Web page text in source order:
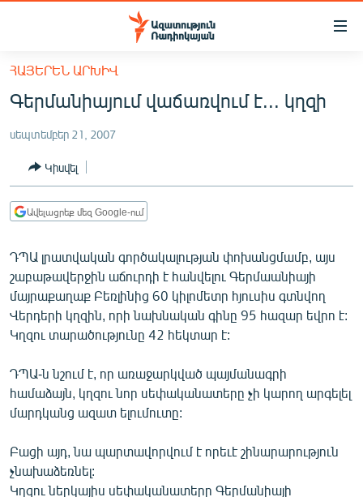
Մատչելիության
հիմնական
բովանդակությանը
հիմնական
մենյուին
Որոնում
ՀԱՅԱՍՏԱՆ
ՔԱՂԱՔԱԿԱՆ
ԸՆՏՐՈՒԹՅՈՒՆՆԵՐ 2026
ԻՐԱՎՈՒՆՔ
ՏՆՏԵՍՈՒԹՅՈՒՆ
ՂԱՐԱԲԱՂ
ՊԱՏԵՐԱԶՄԻ 6 ՇԱԲԱԹՆԵՐԸ
ՏԱՐԱԾԱՇՐՋԱՆ
ՄԻՋԱԶԳԱՅԻՆ
ՄՇԱԿՈՒՅԹ
ՄԵԿՆԱԲԱՆՈՒԹՅՈՒՆ
ՏՏ ԵՒ ԻՆՏԵՐՆԵՏ
ՀԱՅԵՐԵՆ ԱՐԽԻՎ
Գերմանիայում վաճառվում է... կղզի
սեպտեմբեր 21, 2007
Կիսվել
Ավելացրեք մեզ Google-ում
ԴՊԱ լրատվական գործակալության փոխանցմամբ, այս
շաբաթավերջին աճուրդի է հանվելու Գերմաանիայի
մայրաքաղաք Բեռլինից 60 կիլոմետր հյուսիս գտնվող
Վերդերի կղզին, որի նախնական գինը 95 հազար եվրո է:
Կղզու տարածությունը 42 հեկտար է:
ԴՊԱ-ն նշում է, որ առաջարկված պայմանագրի
համաձայն, կղզու նոր սեփականատերը չի կարող արգելել
մարդկանց ազատ ելումուտը:
Բացի այդ, նա պարտավորվում է որեւէ շինարարություն
չնախաձեռնել:
Կղզու ներկայիս սեփականատերը Գերմանիայի